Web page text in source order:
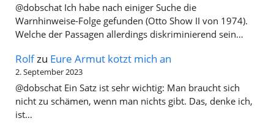
@dobschat Ich habe nach einiger Suche die
Warnhinweise-Folge gefunden (Otto Show II von 1974).
Welche der Passagen allerdings diskriminierend sein…
Rolfzu Eure Armut kotzt mich an
2. September 2023
@dobschat Ein Satz ist sehr wichtig: Man braucht sich
nicht zu schämen, wenn man nichts gibt. Das, denke ich,
ist…